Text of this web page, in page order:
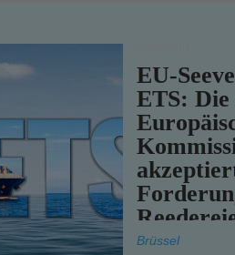
EU-
ETS: Die
teilweise.
Brüssel